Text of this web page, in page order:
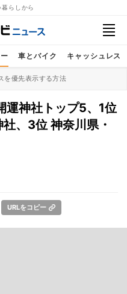
らしから
車とバイク キャッシュレス
を優先表示する方法
運神社トップ5、1位
、3位 神奈川県・
URLをコピー